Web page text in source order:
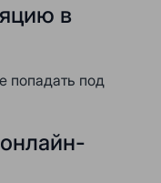
в
попадать под